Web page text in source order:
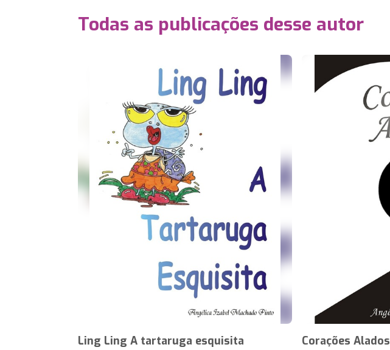
Todas as publicações desse autor
Ling Ling A tartaruga esquisita Corações Alados